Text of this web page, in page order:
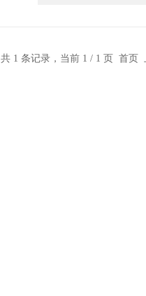
共 1 条记录，当前 1 / 1 页 首